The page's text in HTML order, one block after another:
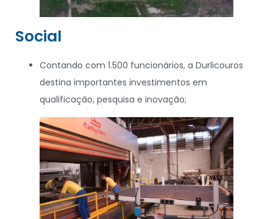
Social
Contando com 1.500 funcionários, a Durlicouros
destina importantes investimentos em
qualificação, pesquisa e inovação;